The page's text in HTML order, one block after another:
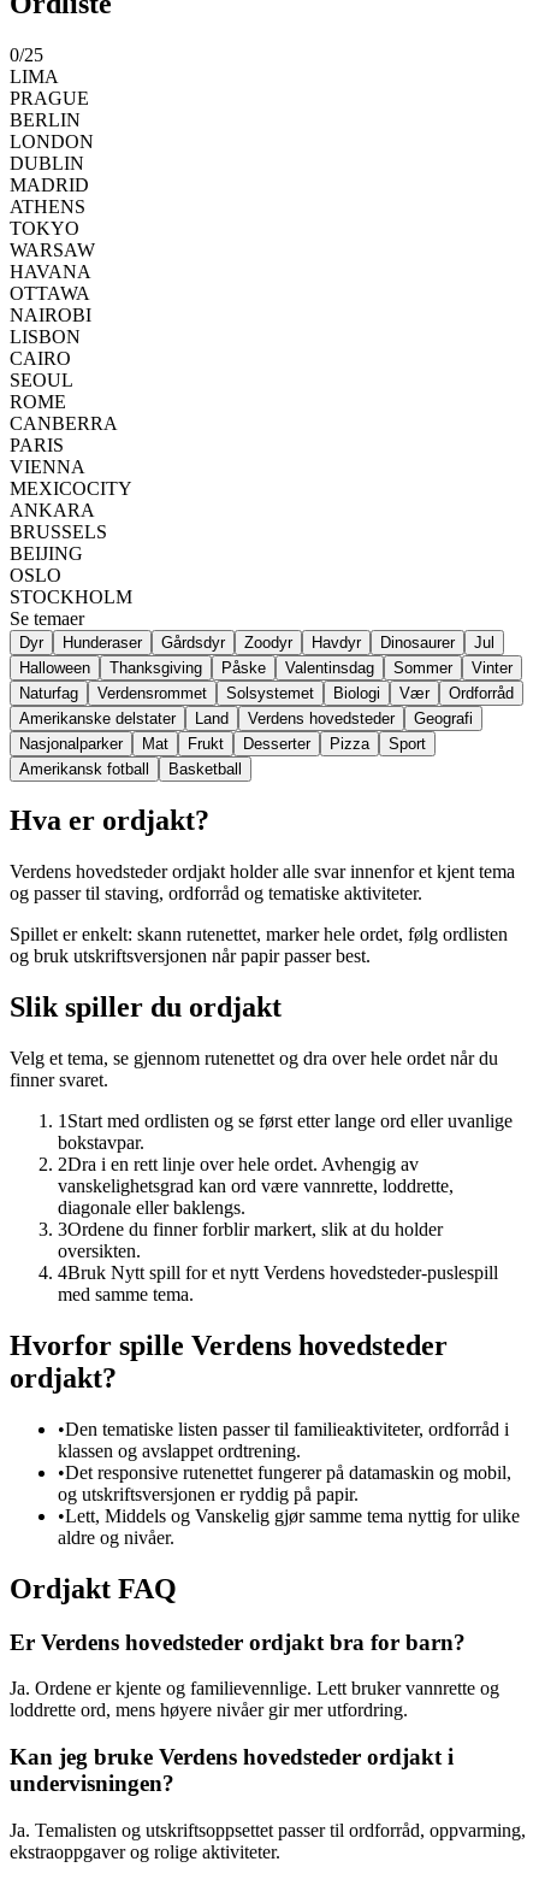
0/25
LIMA
PRAGUE
BERLIN
LONDON
DUBLIN
MADRID
ATHENS
TOKYO
WARSAW
HAVANA
OTTAWA
NAIROBI
LISBON
CAIRO
SEOUL
ROME
CANBERRA
PARIS
VIENNA
MEXICOCITY
ANKARA
BRUSSELS
BEIJING
OSLO
STOCKHOLM
Se temaer
Dyr Hunderaser Gårdsdyr Zoodyr Havdyr Dinosaurer
Jul
Halloween
Thanksgiving Påske Valentinsdag Sommer
Vinter
Naturfag
Verdensrommet Solsystemet Biologi Vær
Ordforråd
Amerikanske delstater
Land Verdens hovedsteder
Geografi
Nasjonalparker
Mat Frukt Desserter Pizza
Sport
Amerikansk fotball
Basketball
Hva er ordjakt?
Verdens hovedsteder ordjakt holder alle svar innenfor et kjent tema
og passer til staving, ordforråd og tematiske aktiviteter.
Spillet er enkelt: skann rutenettet, marker hele ordet, følg ordlisten
og bruk utskriftsversjonen når papir passer best.
Slik spiller du ordjakt
Velg et tema, se gjennom rutenettet og dra over hele ordet når du
finner svaret.
1 Start med ordlisten og se først etter lange ord eller uvanlige
bokstavpar.
2Dra i en rett linje over hele ordet. Avhengig av
vanskelighetsgrad kan ord være vannrette, loddrette,
diagonale eller baklengs.
3Ordene du finner forblir markert, slik at du holder
oversikten.
4Bruk Nytt spill for et nytt Verdens hovedsteder-puslespill
med samme tema.
Hvorfor spille Verdens hovedsteder
ordjakt?
•Den tematiske listen passer til familieaktiviteter, ordforråd i
klassen og avslappet ordtrening.
•Det responsive rutenettet fungerer på datamaskin og mobil,
og utskriftsversjonen er ryddig på papir.
•Lett, Middels og Vanskelig gjør samme tema nyttig for ulike
aldre og nivåer.
Ordjakt FAQ
Er Verdens hovedsteder ordjakt bra for barn?
Ja. Ordene er kjente og familievennlige. Lett bruker vannrette og
loddrette ord, mens høyere nivåer gir mer utfordring.
Kan jeg bruke Verdens hovedsteder ordjakt i
undervisningen?
Ja. Temalisten og utskriftsoppsettet passer til ordforråd, oppvarming,
ekstraoppgaver og rolige aktiviteter.